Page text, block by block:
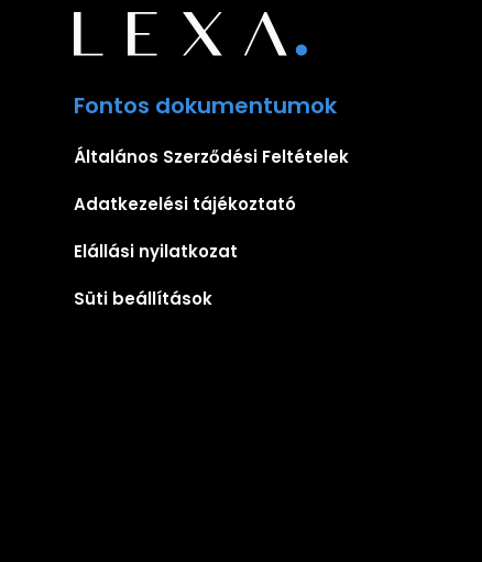
Fontos dokumentumok
Általános Szerződési Feltételek
Adatkezelési tájékoztató
Elállási nyilatkozat
Süti beállítások